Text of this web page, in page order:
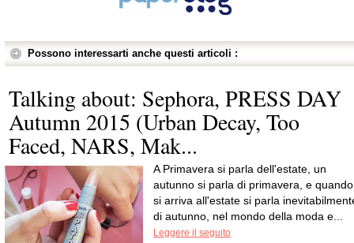
Possono interessarti anche questi articoli :
Talking about: Sephora, PRESS DAY
Autumn 2015 (Urban Decay, Too
Faced, NARS, Mak...
A Primavera si parla dell'estate, un
autunno si parla di primavera, e quando
si arriva all'estate si parla
di autunno, nel mondo della moda e...
Leggere il seguito